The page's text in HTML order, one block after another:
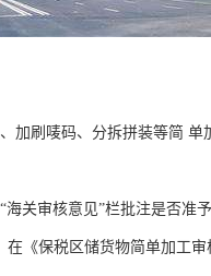
加刷唛码、分拆拼装等简
关审核意见”栏批注是否准
在《保税区储货物简单加工